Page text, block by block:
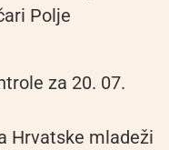
Polje
za 20. 07.
Hrvatske mladeži